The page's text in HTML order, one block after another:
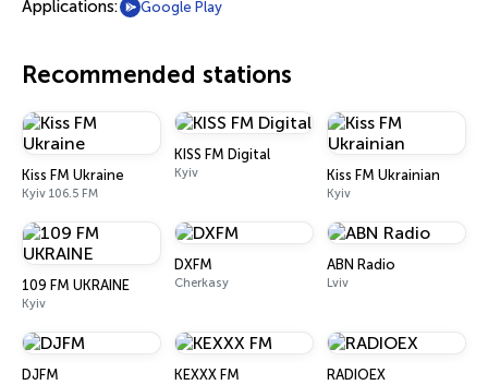
Applications: Google Play
Recommended stations
Kiss FM Ukraine
Kyiv 106.5 FM
KISS FM Digital
Kyiv Kiss FM Ukrainian
Kyiv
109 FM UKRAINE
Kyiv
DXFM
Cherkasy
ABN Radio
Lviv
DJFM KEXXX FM RADIOEX